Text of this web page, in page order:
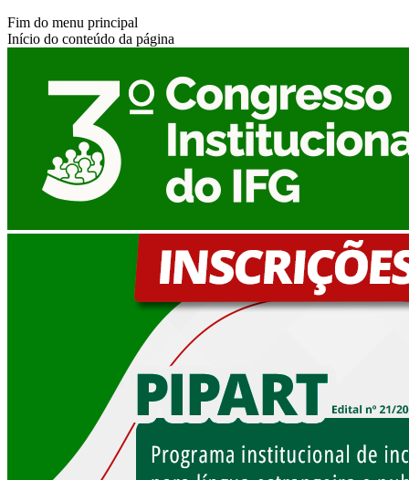
Fim do menu principal
Início do conteúdo da página